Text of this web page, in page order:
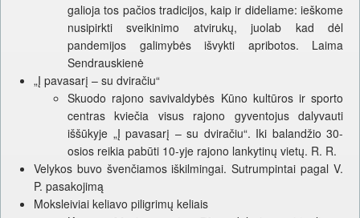
galioja tos pačios tradicijos, kaip ir dideliame: ieškome
nusipirkti sveikinimo atvirukų, juolab kad dėl
pandemijos galimybės išvykti apribotos. Laima
Sendrauskienė
„Į pavasarį – su dviračiu“
Skuodo rajono savivaldybės Kūno kultūros ir sporto
centras kviečia visus rajono gyventojus dalyvauti
iššūkyje „Į pavasarį – su dviračiu“. Iki balandžio 30-
osios reikia pabūti 10-yje rajono lankytinų vietų. R. R.
Velykos buvo švenčiamos iškilmingai. Sutrumpintai pagal V.
P. pasakojimą
Moksleiviai keliavo piligrimų keliais